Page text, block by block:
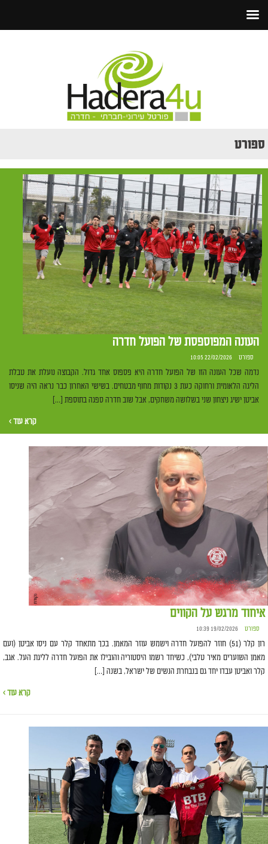
ספורט
העונה המפוספסת של הפועל חדרה
ספורט 22/02/2026 10:05
נדמה שכל העונה הזו של הפועל חדרה היא פספוס אחד גדול. הקבוצה נועלת את טבלת
הליגה הלאומית ורחוקה כעת 3 נקודות מחוף מבטחים. בשישי האחרון כבר נראה היה שניסו
אביטן ישיג ניצחון שני בשלושה משחקים, אבל שוב חדרה ספגה בתוספת […]
קרא עוד ›
איחוד מרגש על הקווים
ספורט 19/02/2026 10:39
רון קלר (51) חוזר להפועל חדרה וישמש עוזר המאמן. בכך מתאחד קלר עם ניסו אביטן (ועם
מאמן השוערים מאיר טלבי), כשיחד רשמו היסטוריה והובילו את הפועל חדרה לליגת העל. אגב,
קלר ואביטן עבדו יחד גם בנבחרת הנשים של ישראל, בשנה […]
קרא עוד ›